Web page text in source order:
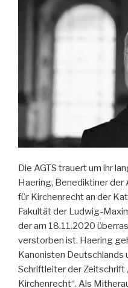
Die AGTS trauert um ihr
Haering, Benediktiner
für Kirchenrecht an der
Fakultät der Ludwig-
der am 18.11.2020
verstorben ist. Haering
Kanonisten Deutschlands
Schriftleiter der Zeitschrift
Kirchenrecht“. Als